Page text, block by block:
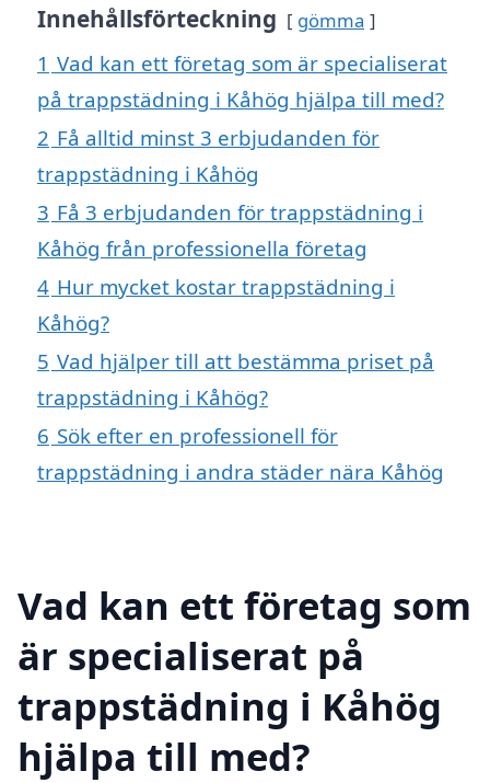
Innehållsförteckning gömma
1 Vad kan ett företag som är specialiserat
på trappstädning i Kåhög hjälpa till med?
2 Få alltid minst 3 erbjudanden för
trappstädning i Kåhög
3 Få 3 erbjudanden för trappstädning i
Kåhög från professionella företag
4 Hur mycket kostar trappstädning i
Kåhög?
5 Vad hjälper till att bestämma priset på
trappstädning i Kåhög?
6 Sök efter en professionell för
trappstädning i andra städer nära Kåhög
Vad kan ett företag som
är specialiserat på
trappstädning i Kåhög
hjälpa till med?